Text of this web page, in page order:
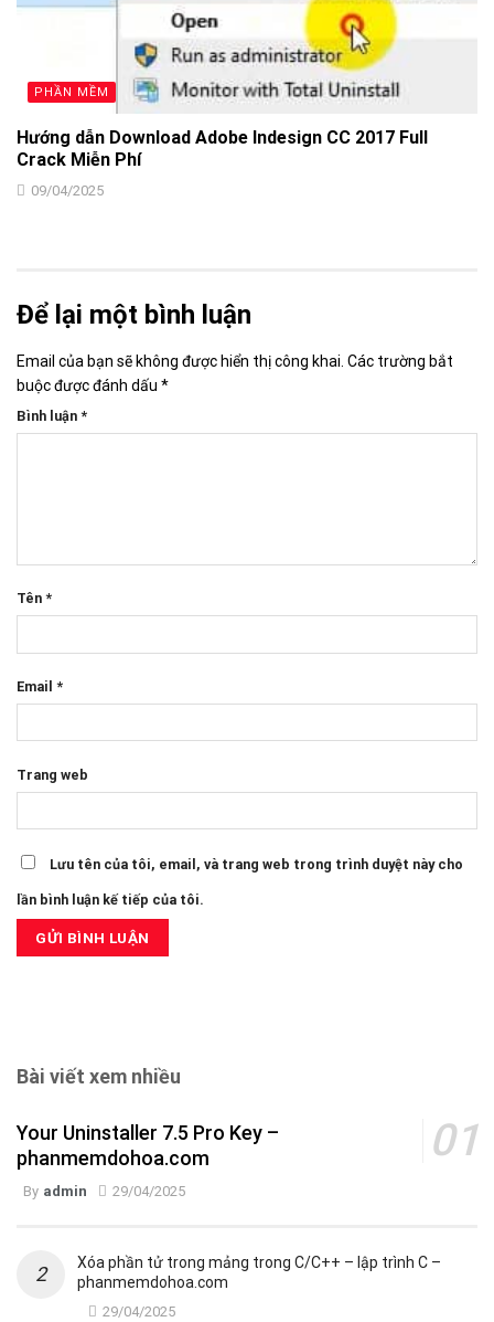
PHẦN MỀM
Hướng dẫn Download Adobe Indesign CC 2017 Full
Crack Miễn Phí
09/04/2025
Để lại một bình luận
Email của bạn sẽ không được hiển thị công khai. Các trường bắt
buộc được đánh dấu *
Bình luận *
Tên *
Email *
Trang web
Lưu tên của tôi, email, và trang web trong trình duyệt này cho
lần bình luận kế tiếp của tôi.
Bài viết xem nhiều
Your Uninstaller 7.5 Pro Key –
phanmemdohoa.com
By admin 29/04/2025
Xóa phần tử trong mảng trong C/C++ – lập trình C –
phanmemdohoa.com
29/04/2025